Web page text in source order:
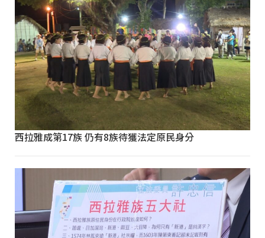
西拉雅成第17族 仍有8族待獲法定原民身分